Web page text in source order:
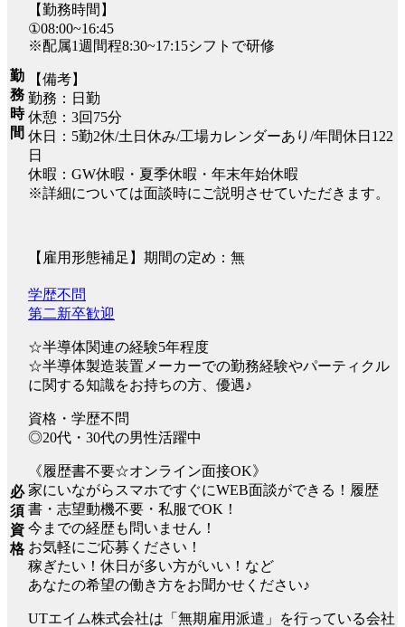
勤
務
時
間
【勤務時間】
①08:00~16:45
※配属1週間程8:30~17:15シフトで研修
【備考】
勤務：日勤
休憩：3回75分
休日：5勤2休/土日休み/工場カレンダーあり/年間休日122
日
休暇：GW休暇・夏季休暇・年末年始休暇
※詳細については面談時にご説明させていただきます。
【雇用形態補足】期間の定め：無
必
須
資
格
学歴不問
第二新卒歓迎
☆半導体関連の経験5年程度
☆半導体製造装置メーカーでの勤務経験やパーティクル
に関する知識をお持ちの方、優遇♪
資格・学歴不問
◎20代・30代の男性活躍中
《履歴書不要☆オンライン面接OK》
家にいながらスマホですぐにWEB面談ができる！履歴
書・志望動機不要・私服でOK！
今までの経歴も問いません！
お気軽にご応募ください！
稼ぎたい！休日が多い方がいい！など
あなたの希望の働き方をお聞かせください♪
UTエイム株式会社は「無期雇用派遣」を行っている会社